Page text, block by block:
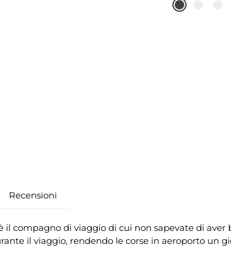
Recensioni
il compagno di viaggio di cui non sapevate di
il viaggio, rendendo le corse in aeroporto un